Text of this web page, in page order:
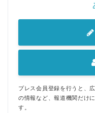
プレス会員登録を行うと、
の情報など、報道機関だけ
す。